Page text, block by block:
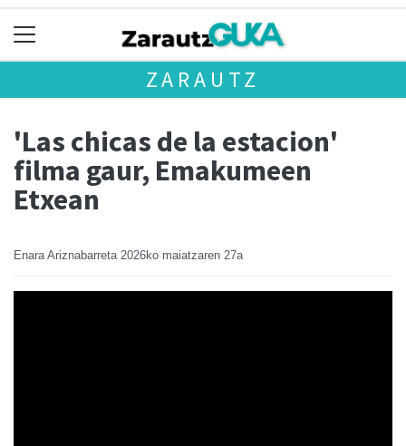
ZARAUTZ
'Las chicas de la estacion'
filma gaur, Emakumeen
Etxean
Enara Ariznabarreta 2026ko maiatzaren 27a